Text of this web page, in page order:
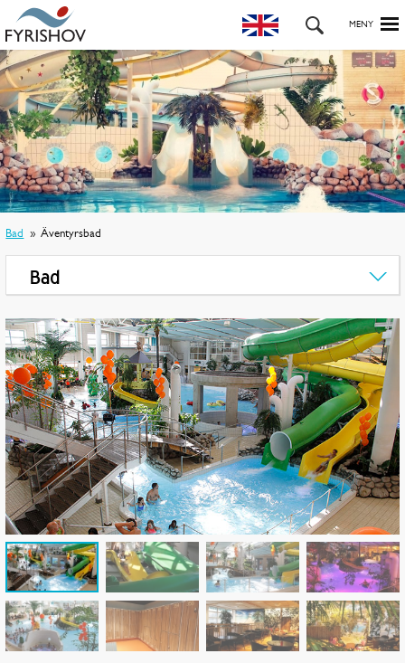
Bad Äventyrsbad
Bad